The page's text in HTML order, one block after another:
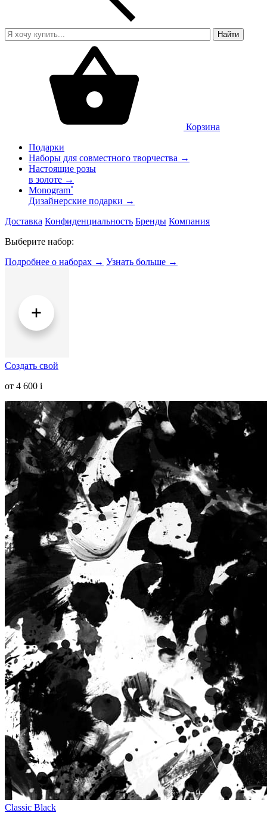
Найти
Корзина
Подарки
Наборы для совместного творчества →
Настоящие розы
в золоте →
Monogram˚
Дизайнерские подарки →
Доставка Конфиденциальность Бренды Компания
Выберите набор:
Подробнее о наборах → Узнать больше →
Создать свой
от 4 600 i
Classic Black